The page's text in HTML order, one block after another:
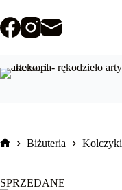
do
treści
Biżuteria Kolczyki
SPRZEDANE